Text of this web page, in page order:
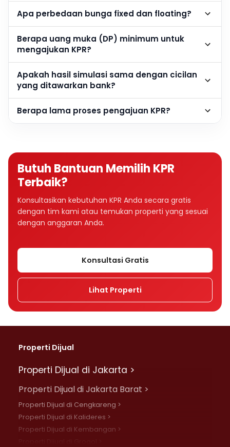
Apa perbedaan bunga fixed dan floating?
Berapa uang muka (DP) minimum untuk
mengajukan KPR?
Apakah hasil simulasi sama dengan cicilan
yang ditawarkan bank?
Berapa lama proses pengajuan KPR?
Butuh Bantuan Memilih KPR
Terbaik?
Konsultasikan kebutuhan KPR Anda secara gratis
dengan tim kami atau temukan properti yang sesuai
dengan anggaran Anda.
Konsultasi Gratis
Lihat Properti
Properti Dijual
Properti Dijual di Jakarta >
Properti Dijual di Jakarta Barat >
Properti Dijual di Cengkareng >
Properti Dijual di Kalideres >
Properti Dijual di Kembangan >